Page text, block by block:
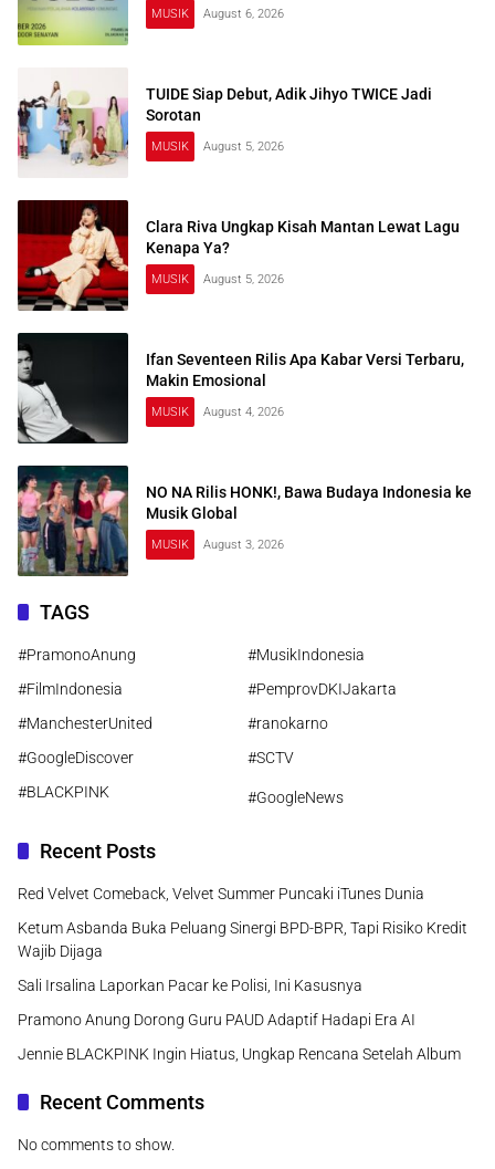
MUSIK August 6, 2026
TUIDE Siap Debut, Adik Jihyo TWICE Jadi
Sorotan
MUSIK August 5, 2026
Clara Riva Ungkap Kisah Mantan Lewat Lagu
Kenapa Ya?
MUSIK August 5, 2026
Ifan Seventeen Rilis Apa Kabar Versi Terbaru,
Makin Emosional
MUSIK August 4, 2026
NO NA Rilis HONK!, Bawa Budaya Indonesia ke
Musik Global
MUSIK August 3, 2026
TAGS
#PramonoAnung
#MusikIndonesia
#FilmIndonesia
#PemprovDKIJakarta
#ManchesterUnited
#ranokarno
#GoogleDiscover
#SCTV
#BLACKPINK
#GoogleNews
Recent Posts
Red Velvet Comeback, Velvet Summer Puncaki iTunes Dunia
Ketum Asbanda Buka Peluang Sinergi BPD-BPR, Tapi Risiko Kredit
Wajib Dijaga
Sali Irsalina Laporkan Pacar ke Polisi, Ini Kasusnya
Pramono Anung Dorong Guru PAUD Adaptif Hadapi Era AI
Jennie BLACKPINK Ingin Hiatus, Ungkap Rencana Setelah Album
Recent Comments
No comments to show.